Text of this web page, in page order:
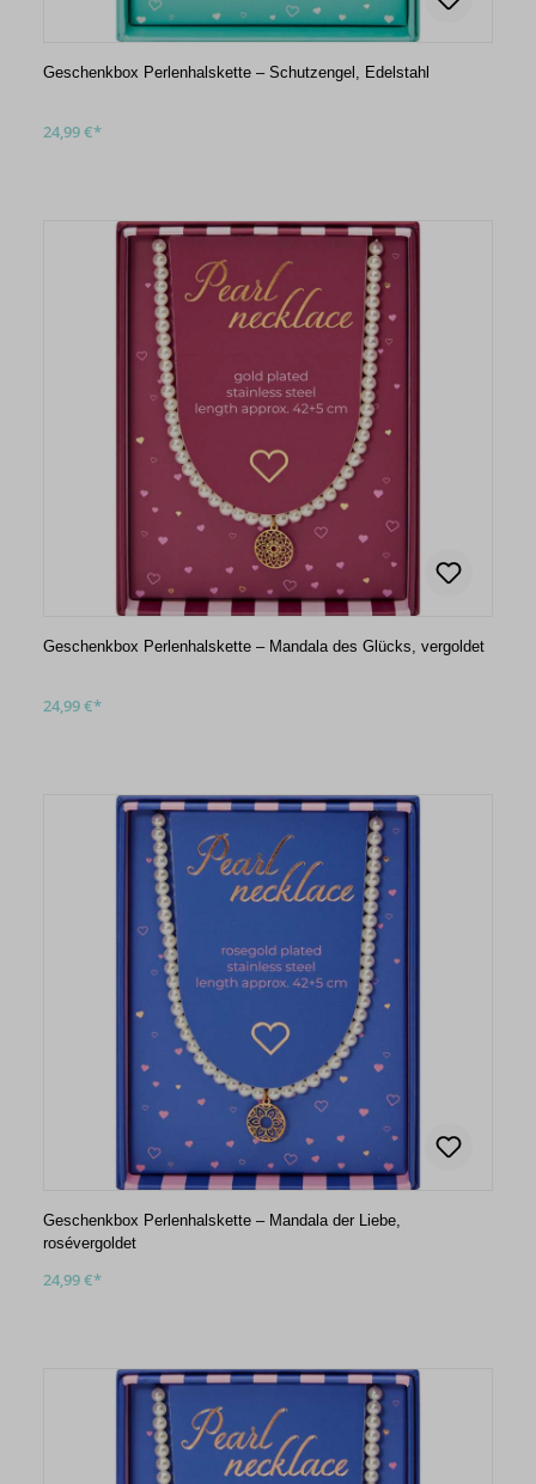
Geschenkbox Perlenhalskette – Schutzengel, Edelstahl
24,99 €*
Geschenkbox Perlenhalskette – Mandala des Glücks, vergoldet
24,99 €*
Geschenkbox Perlenhalskette – Mandala der Liebe,
rosévergoldet
24,99 €*